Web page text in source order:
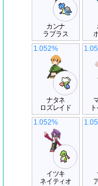
カンナ
ラプラス
ナタネ
ロズレイド
1.052%
イツキ
ネイティオ
1.052%